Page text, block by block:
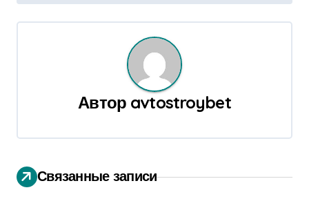
и
п
Автор avtostroybet
Связанные записи